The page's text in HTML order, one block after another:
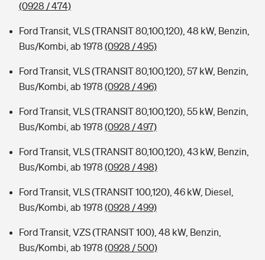
(0928 / 474)
Ford Transit, VLS (TRANSIT 80,100,120), 48 kW, Benzin,
Bus/Kombi, ab 1978 (0928 / 495)
Ford Transit, VLS (TRANSIT 80,100,120), 57 kW, Benzin,
Bus/Kombi, ab 1978 (0928 / 496)
Ford Transit, VLS (TRANSIT 80,100,120), 55 kW, Benzin,
Bus/Kombi, ab 1978 (0928 / 497)
Ford Transit, VLS (TRANSIT 80,100,120), 43 kW, Benzin,
Bus/Kombi, ab 1978 (0928 / 498)
Ford Transit, VLS (TRANSIT 100,120), 46 kW, Diesel,
Bus/Kombi, ab 1978 (0928 / 499)
Ford Transit, VZS (TRANSIT 100), 48 kW, Benzin,
Bus/Kombi, ab 1978 (0928 / 500)